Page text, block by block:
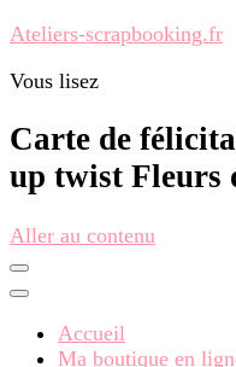
Ateliers-scrapbooking.fr
Vous lisez
Carte de
up twist Fleurs
Aller au contenu
Accueil
Ma boutique en